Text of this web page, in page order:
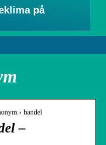
på
› handel
–